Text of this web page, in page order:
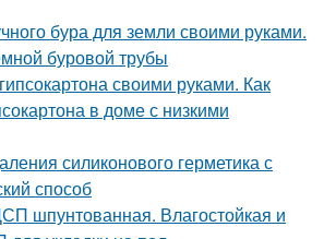
бура для земли своими руками.
буровой трубы
своими руками. Как
в доме с низкими
силиконового герметика с
способ
шпунтованная. Влагостойкая и